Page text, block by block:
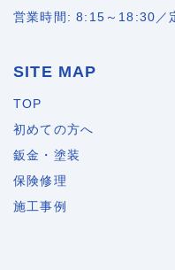
営業時間: 8:15～18:30／
SITE MAP
TOP
初めての方へ
鈑金・塗装
保険修理
施工事例